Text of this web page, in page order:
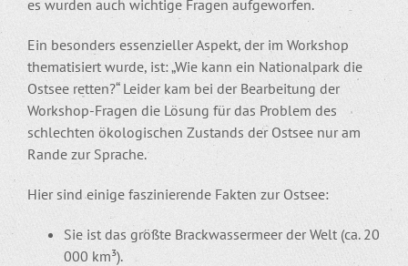
es wurden auch wichtige Fragen aufgeworfen.
Ein besonders essenzieller Aspekt, der im Workshop
thematisiert wurde, ist: „Wie kann ein Nationalpark die
Ostsee retten?“ Leider kam bei der Bearbeitung der
Workshop-Fragen die Lösung für das Problem des
schlechten ökologischen Zustands der Ostsee nur am
Rande zur Sprache.
Hier sind einige faszinierende Fakten zur Ostsee:
Sie ist das größte Brackwassermeer der Welt (ca. 20
000 km³).